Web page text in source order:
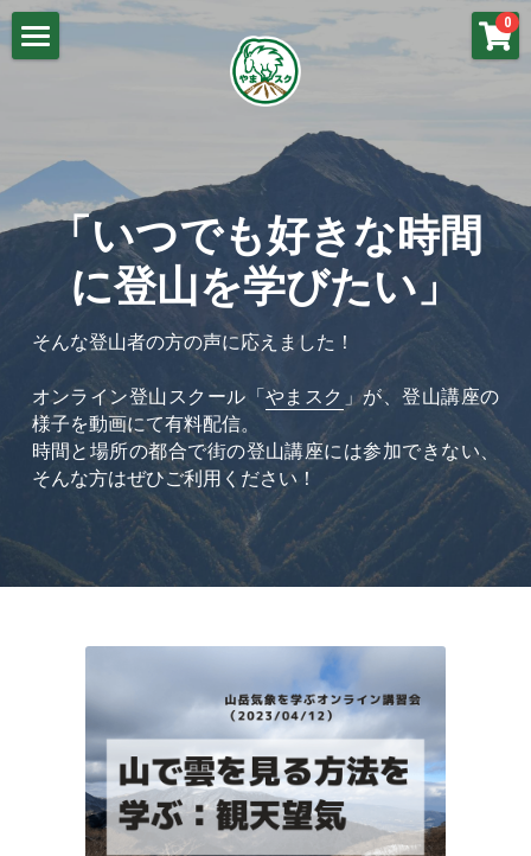
0
梅雨の気象
夏山の気象
秋山の気象
冬山の気象
よくあるご質問
お問い合わせ
やまスク
検索
「いつでも好きな時間
に登山を学びたい」
そんな登山者の方の声に応えました！
オンライン登山スクール「やまスク 」が、登山講座の
様子を動画にて有料配信。
時間と場所の都合で街の登山講座には参加できない、
そんな方はぜひご利用ください！
×
ストアカテゴリー
講義動画：梅雨の気象
講義動画：春山の気象
講義動画：冬山の気象
講義動画：秋山の気象
講義動画：夏山の気象